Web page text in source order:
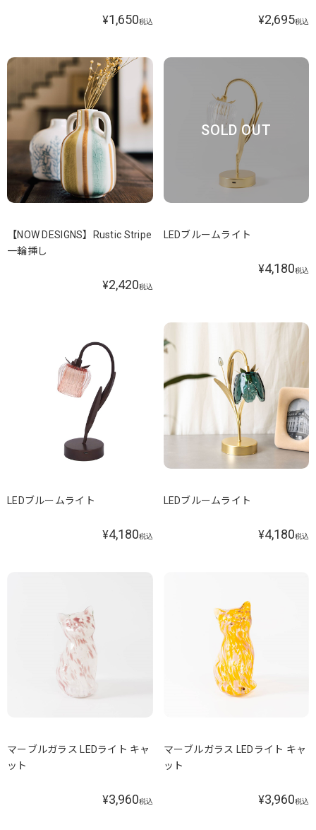
¥1,650税込 ¥2,695税込
【NOW DESIGNS】Rustic Stripe
一輪挿し
¥2,420税込
SOLD OUT
LEDブルームライト
¥4,180税込
LEDブルームライト
¥4,180税込
LEDブルームライト
¥4,180税込
マーブルガラス LEDライト キャ
ット
¥3,960税込
マーブルガラス LEDライト キャ
ット
¥3,960税込